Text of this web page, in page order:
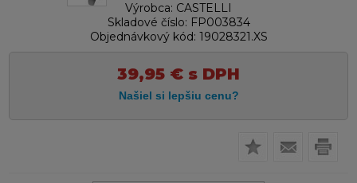
Výrobca: CASTELLI
Skladové číslo: FP003834
Objednávkový kód: 19028321.XS
39,95 € s DPH